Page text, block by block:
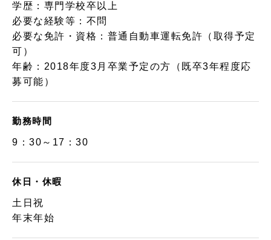
学歴：専門学校卒以上
必要な経験等：不問
必要な免許・資格：普通自動車運転免許（取得予定
可）
年齢：2018年度3月卒業予定の方（既卒3年程度応
募可能）
勤務時間
9：30～17：30
休日・休暇
土日祝
年末年始